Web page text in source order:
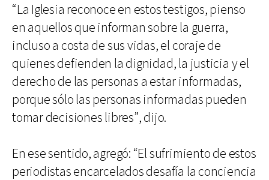
“La Iglesia reconoce en estos testigos, pienso
en aquellos que informan sobre la guerra,
incluso a costa de sus vidas, el coraje de
quienes defienden la dignidad, la justicia y el
derecho de las personas a estar informadas,
porque sólo las personas informadas pueden
tomar decisiones libres”, dijo.
En ese sentido, agregó: “El sufrimiento de estos
periodistas encarcelados desafía la conciencia